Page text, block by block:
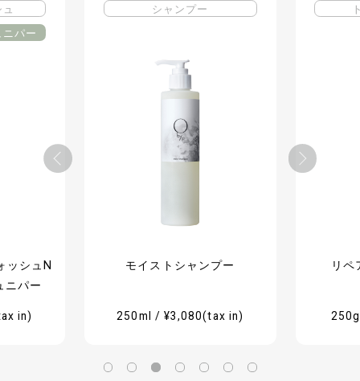
パー
ッシュN
ニパー
in)
シャンプー
モイストシャンプー
250ml / ¥3,080(tax in)
リペ